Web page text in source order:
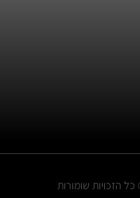
הזכויות שומורות